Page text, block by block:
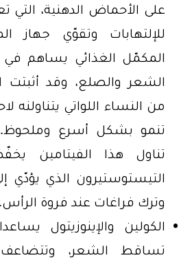
على الأحماض الدهنية،
للإلتهابات وتقوّي جهاز
المكمّل الغذائي يساهم
من النساء اللواتي
تنمو بشكل أسرع وملحوظ.
تناول هذا الفيتامين
التيستوستيرون الذي
وترك فراغات عند فروة الرأس.
الكولين والإينوزيتول
تساقط الشعر، وتتضاعف